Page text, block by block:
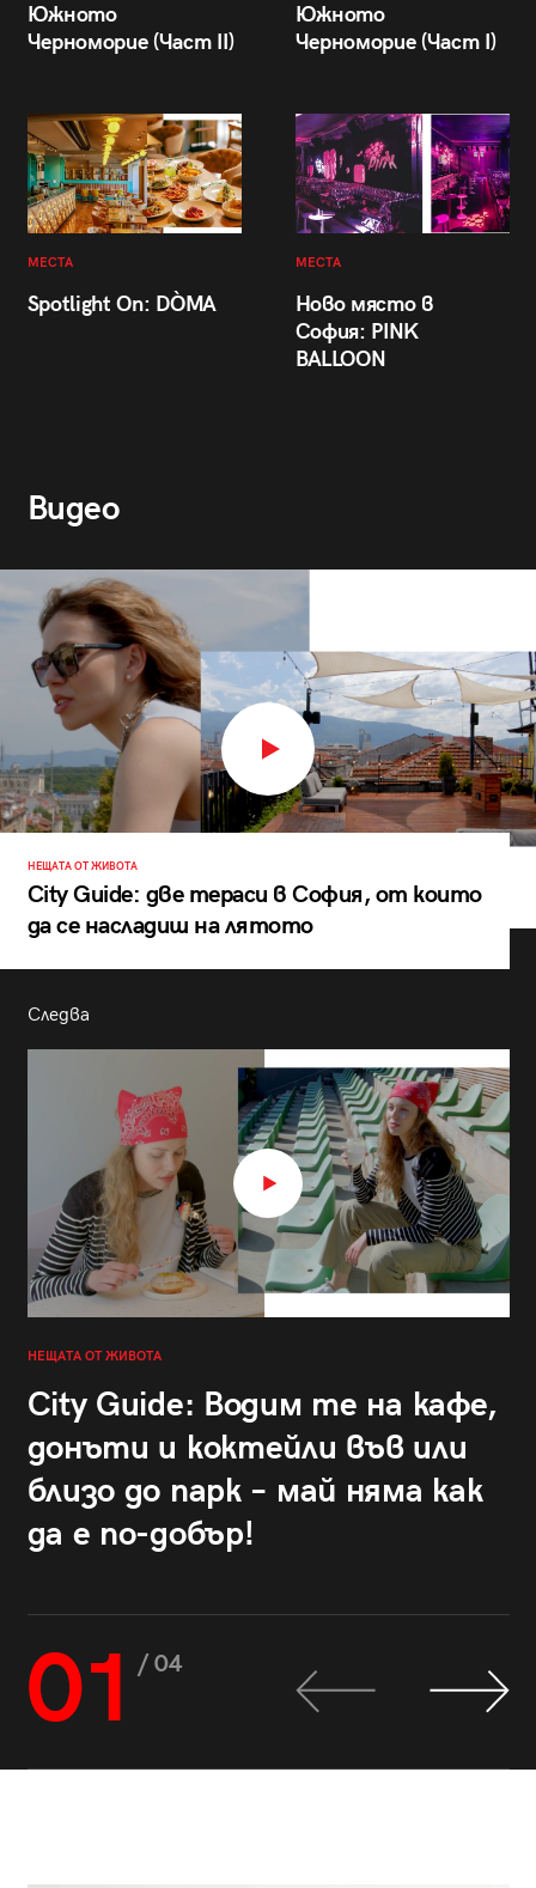
Южното
Черноморие (Част II)
Южното
Черноморие (Част I)
МЕСТА
Spotlight On: DÒMA
МЕСТА
Ново място в
София: PINK
BALLOON
Видео
НЕЩАТА ОТ ЖИВОТА
City Guide: две тераси в София, от които
да се насладиш на лятото
Следва
НЕЩАТА ОТ ЖИВОТА
City Guide: Водим те на кафе,
донъти и коктейли във или
близо до парк – май няма как
да е по-добър!
01 / 04